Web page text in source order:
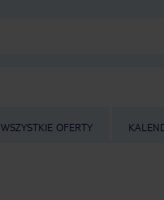
WSZYSTKIE OFERTY